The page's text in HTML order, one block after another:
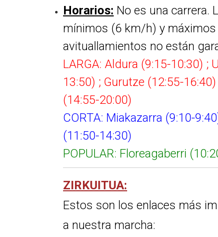
Horarios: No es una carrera.
mínimos (6 km/h) y
avituallamientos no están
LARGA: Aldura (9:15-10:30) ;
13:50) ; Gurutze (12:55-
(14:55-20:00)
CORTA: Miakazarra (9:10-
(11:50-14:30)
POPULAR: Floreagaberri
ZIRKUITUA:
Estos son los enlaces más
a nuestra marcha: